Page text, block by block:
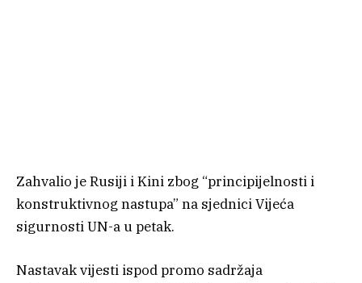
Zahvalio je Rusiji i Kini zbog “principijelnosti i
konstruktivnog nastupa” na sjednici Vijeća
sigurnosti UN-a u petak.
Nastavak vijesti ispod promo sadržaja